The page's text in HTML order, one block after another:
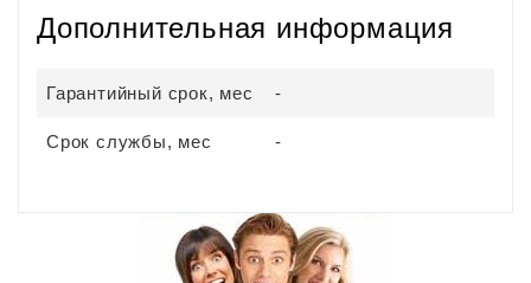
Дополнительная информация
Гарантийный срок, мес -
Срок службы, мес -